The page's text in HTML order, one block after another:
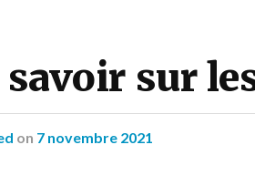
sur
on 7 novembre 2021